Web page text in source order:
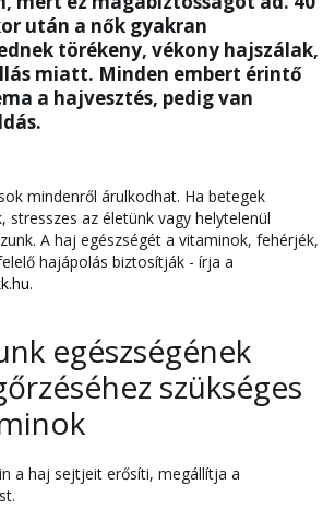
után a nők gyakran
törékeny, vékony hajszálak,
miatt. Minden embert érintő
a hajvesztés, pedig van
mindenről árulkodhat. Ha betegek
stresszes az életünk vagy helytelenül
A haj egészségét a vitaminok, fehérjék,
hajápolás biztosítják - írja a
.
egészségének
szükséges
a haj sejtjeit erősíti, megállítja a